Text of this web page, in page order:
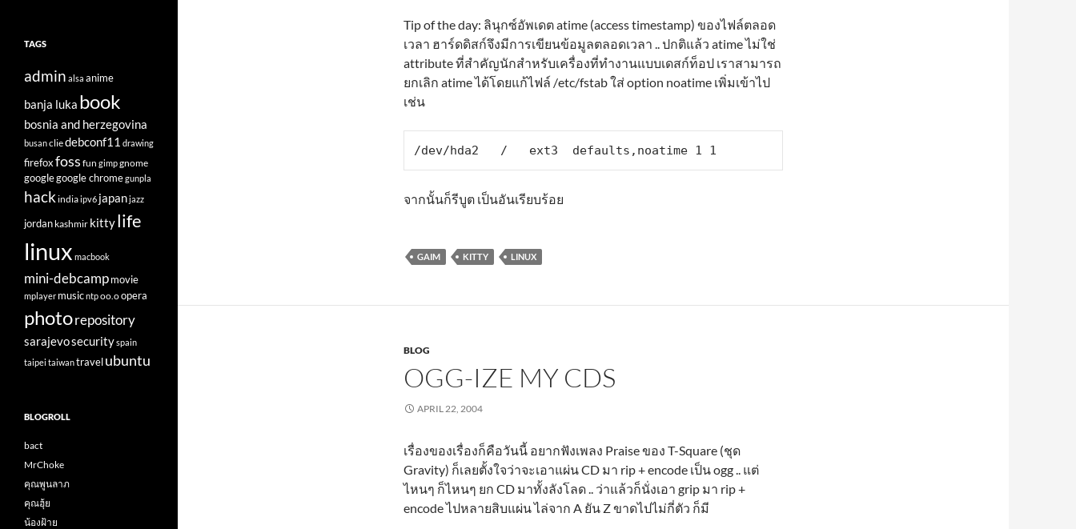
Tip of the day: ลินุกซ์อัพเดต atime (access timestamp) ของไฟล์ตลอด
เวลา ฮาร์ดดิสก์จึงมีการเขียนข้อมูลตลอดเวลา .. ปกติแล้ว atime ไม่ใช่
attribute ที่สำคัญนักสำหรับเครื่องที่ทำงานแบบเดสก์ท็อป เราสามารถ
ยกเลิก atime ได้โดยแก้ไฟล์ /etc/fstab ใส่ option noatime เพิ่มเข้าไป
เช่น
/dev/hda2   /   ext3  defaults,noatime 1 1
จากนั้นก็รีบูต เป็นอันเรียบร้อย
GAIM KITTY LINUX
BLOG
OGG-IZE MY CDS
APRIL 22, 2004
เรื่องของเรื่องก็คือวันนี้ อยากฟังเพลง Praise ของ T-Square (ชุด
Gravity) ก็เลยตั้งใจว่าจะเอาแผ่น CD มา rip + encode เป็น ogg .. แต่
ไหนๆ ก็ไหนๆ ยก CD มาทั้งลังโลด .. ว่าแล้วก็นั่งเอา grip มา rip +
encode ไปหลายสิบแผ่น ไล่จาก A ยัน Z ขาดไปไม่กี่ตัว ก็มี
TAGS
admin alsa anime
banja luka book
bosnia and herzegovina
busancliedebconf11 drawing
firefoxfoss fun gimpgnome
googlegoogle chromegunpla
hackindiaipv6 japanjazz
jordankashmir kittylife
linux macbook
mini-debcampmovie
mplayer musicntpoo.oopera
photorepository
sarajevosecurityspain
taipei taiwantravelubuntu
BLOGROLL
bact
MrChoke
คุณพูนลาภ
คุณฮุ้ย
น้องฝ้าย